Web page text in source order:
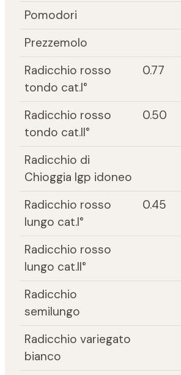
Pomodori
Prezzemolo
Radicchio rosso
tondo cat.I°
0.77
Radicchio rosso
tondo cat.II°
0.50
Radicchio di
Chioggia Igp idoneo
Radicchio rosso
lungo cat.I°
0.45
Radicchio rosso
lungo cat.II°
Radicchio
semilungo
Radicchio variegato
bianco